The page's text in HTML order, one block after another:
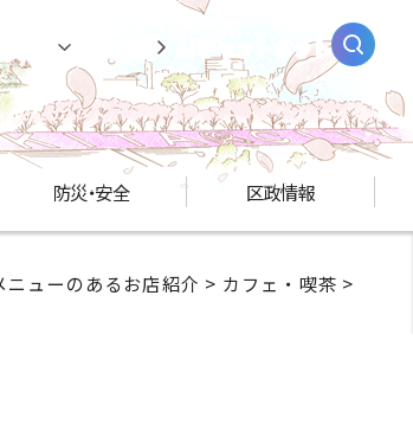
情報 AIチャットボット
防災・安全 区政情報
ューのあるお店紹介 > カフェ・喫茶 >